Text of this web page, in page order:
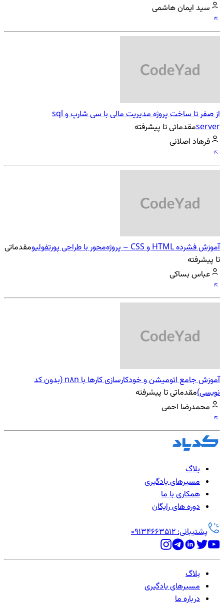
سید ایمان هاشمی
از صفر تا ساخت پروژه مدیریت مالی با سی شارپ و sql
serverمقدماتی تا پیشرفته
فرهاد اصلانی
آموزش فشرده HTML و CSS – پروژه‌محور با طراحی پورتفولیو
مقدماتی
تا پیشرفته
عباس بساکی
آموزش جامع اتومیشن و خودکارسازی کارها با n8n (بدون کد
نویسی)مقدماتی تا پیشرفته
محمدرضا احمی
بلاگ
مسیرهای یادگیری
همکاری با ما
دوره های رایگان
پشتیبانی: 09134663512
بلاگ
مسیرهای یادگیری
درباره ما